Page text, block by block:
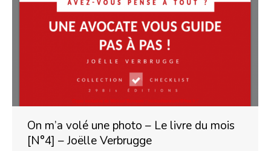
On m’a volé une photo – Le livre du mois
[N°4] – Joëlle Verbrugge